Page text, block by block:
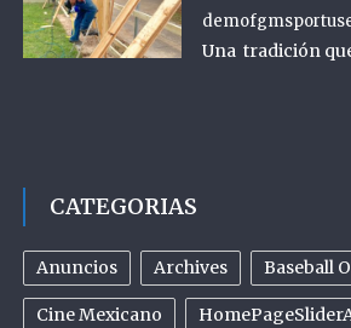
Una tradición
CATEGORIAS
Anuncios Archives Baseball
Cine Mexicano